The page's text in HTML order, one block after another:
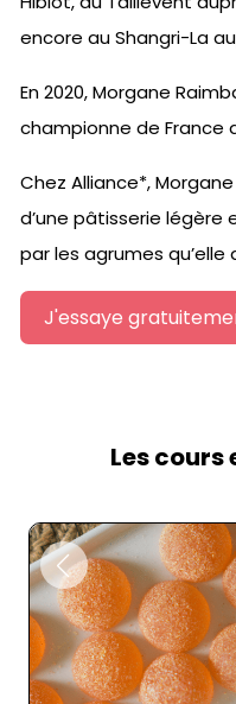
encore au Shangri-La
En 2020, Morgane
championne de France
Chez Alliance*,
d’une pâtisserie légère
par les agrumes
J'essaye
Les cours